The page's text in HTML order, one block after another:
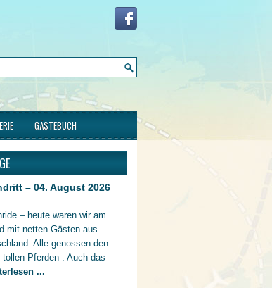
GÄSTEBUCH
– 04. August 2026
– heute waren wir am
mit netten Gästen aus
Alle genossen den
Pferden . Auch das
...